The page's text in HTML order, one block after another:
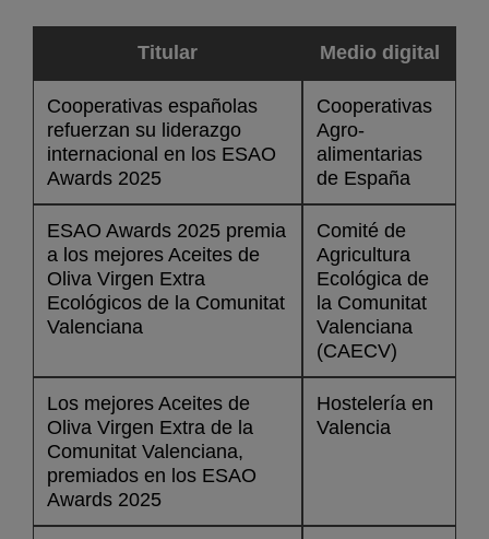
Titular Medio digital
Cooperativas españolas
refuerzan su liderazgo
internacional en los ESAO
Awards 2025
Cooperativas
Agro-
alimentarias
de España
ESAO Awards 2025 premia
a los mejores Aceites de
Oliva Virgen Extra
Ecológicos de la Comunitat
Valenciana
Comité de
Agricultura
Ecológica de
la Comunitat
Valenciana
(CAECV)
Los mejores Aceites de
Oliva Virgen Extra de la
Comunitat Valenciana,
premiados en los ESAO
Awards 2025
Hostelería en
Valencia